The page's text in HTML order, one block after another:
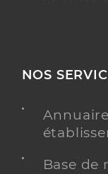
NOS
Base de